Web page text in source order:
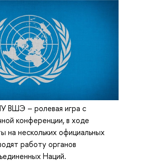
– ролевая игра с
конференции, в ходе
на нескольких официальных
работу органов
Наций.